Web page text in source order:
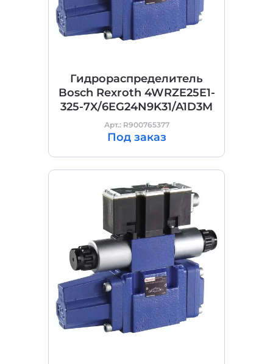
Гидрораспределитель
Bosch Rexroth 4WRZE25E1-
325-7X/6EG24N9K31/A1D3M
Арт.: R900765377
Под заказ